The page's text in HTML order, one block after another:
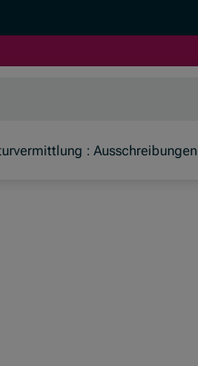
Fenster)
: Ausschreibungen